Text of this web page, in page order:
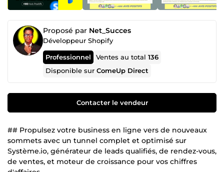
Proposé par Net_Succes
Développeur Shopify
Professionnel Ventes au total136
Disponible surComeUp Direct
Contacter le vendeur
## Propulsez votre business en ligne vers de nouveaux
sommets avec un tunnel complet et optimisé sur
Système.io, générateur de leads qualifiés, de rendez-vous,
de ventes, et moteur de croissance pour vos chiffres